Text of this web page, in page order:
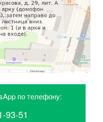
по телефону:
93-51